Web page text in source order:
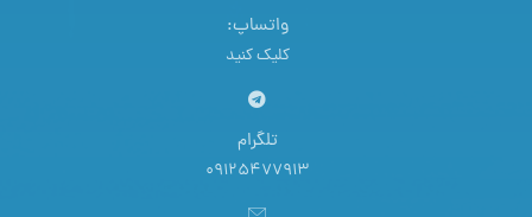
واتساپ:
کلیک کنید
تلگرام
09125477913